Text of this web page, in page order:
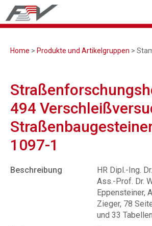
Home > Produkte und Artikelgruppen >
494
1097-1
Beschreibung
HR Dipl.-Ing.
Ass.-Prof. Dr.
Eppensteiner,
Zieger, 78
und 33 Tabellen